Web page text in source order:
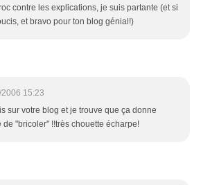
contre les explications, je suis partante (et si
et bravo pour ton blog génial!)
15:23
sur votre blog et je trouve que ça donne
de "bricoler" !!très chouette écharpe!